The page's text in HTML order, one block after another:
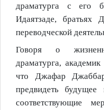
драматурга с его
Идаятзаде,
переводческой
Говоря о
драматурга,
что Джафар
предвидеть будущее
соответствующие